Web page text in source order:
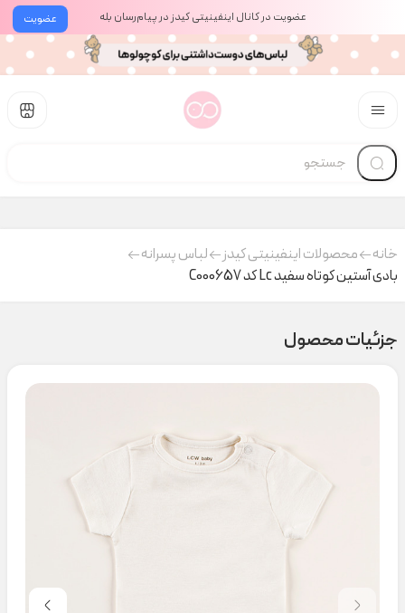
عضویت عضویت در کانال اینفینیتی کیدز در پیام‌رسان بله
خانه محصولات اینفینیتی کیدز
لباس پسرانه
بادی آستین کوتاه سفید Lc کد C000657
جزئیات محصول